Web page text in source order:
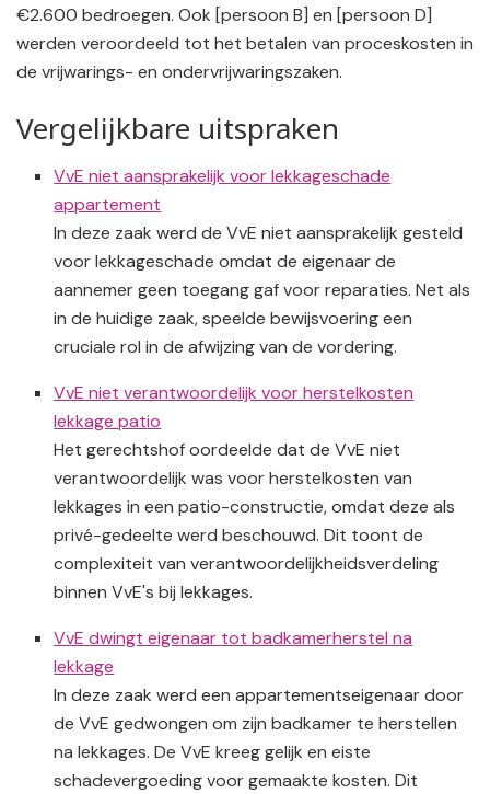
€2.600 bedroegen. Ook [persoon B] en [persoon D]
werden veroordeeld tot het betalen van proceskosten in
de vrijwarings- en ondervrijwaringszaken.
Vergelijkbare uitspraken
VvE niet aansprakelijk voor lekkageschade
appartement
In deze zaak werd de VvE niet aansprakelijk gesteld
voor lekkageschade omdat de eigenaar de
aannemer geen toegang gaf voor reparaties. Net als
in de huidige zaak, speelde bewijsvoering een
cruciale rol in de afwijzing van de vordering.
VvE niet verantwoordelijk voor herstelkosten
lekkage patio
Het gerechtshof oordeelde dat de VvE niet
verantwoordelijk was voor herstelkosten van
lekkages in een patio-constructie, omdat deze als
privé-gedeelte werd beschouwd. Dit toont de
complexiteit van verantwoordelijkheidsverdeling
binnen VvE's bij lekkages.
VvE dwingt eigenaar tot badkamerherstel na
lekkage
In deze zaak werd een appartementseigenaar door
de VvE gedwongen om zijn badkamer te herstellen
na lekkages. De VvE kreeg gelijk en eiste
schadevergoeding voor gemaakte kosten. Dit